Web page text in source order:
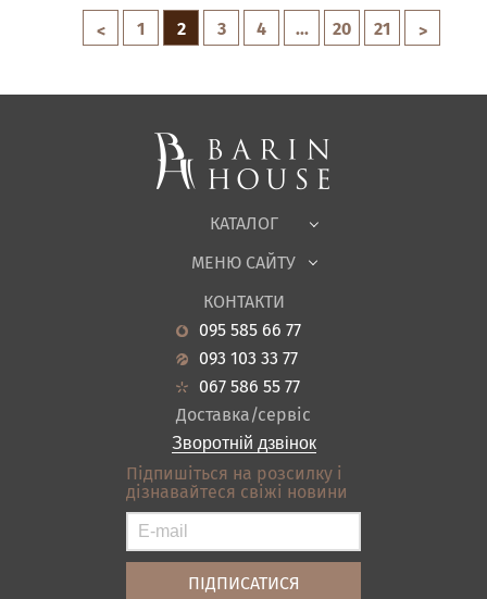
< 1 2 3 4 ... 20 21 >
КАТАЛОГ
Спальні, Ліжка
Корпусні меблі
Офісні меблі
Садові меблі
Вітальня
Кухня
Передпокої
Ванна
Акціі
МЕНЮ САЙТУ
Про нас
Новини
Гарантія
Кредит
Оплата і доставка
Відгуки
Контакти
Карта сайту
Умови покупки
КОНТАКТИ
095 585 66 77
093 103 33 77
067 586 55 77
Доставка/сервіс
Зворотній дзвінок
Підпишіться на розсилку і
дізнавайтеся свіжі новини